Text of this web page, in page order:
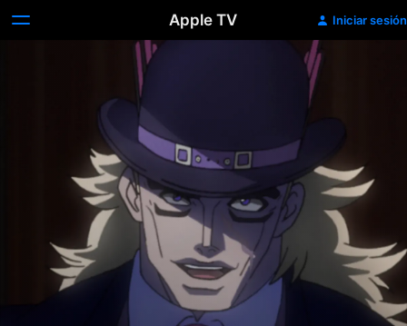
Apple TV Iniciar sesión